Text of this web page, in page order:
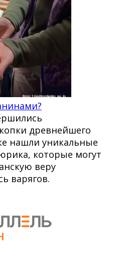
древнейшего
нашли уникальные
которые могут
веру
варягов.